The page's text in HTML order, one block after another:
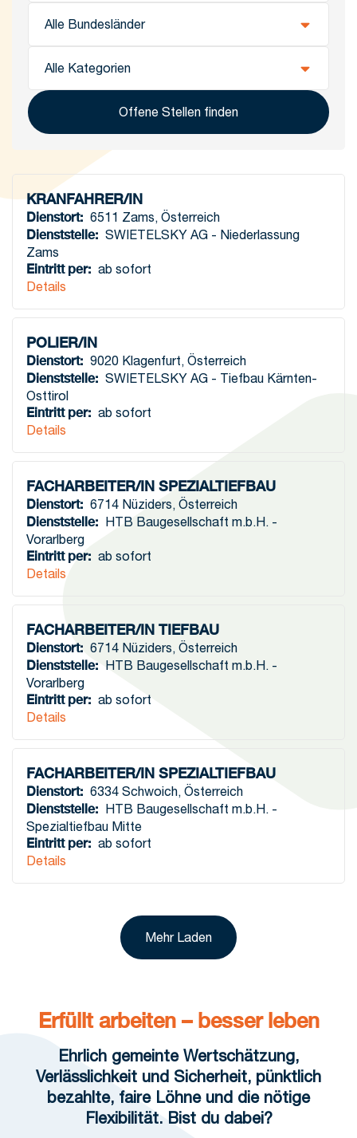
Offene Stellen finden
KRANFAHRER/IN
Dienstort: 6511 Zams, Österreich
Dienststelle: SWIETELSKY AG - Niederlassung
Zams
Eintritt per: ab sofort
Details
POLIER/IN
Dienstort: 9020 Klagenfurt, Österreich
Dienststelle: SWIETELSKY AG - Tiefbau Kärnten-
Osttirol
Eintritt per: ab sofort
Details
FACHARBEITER/IN SPEZIALTIEFBAU
Dienstort: 6714 Nüziders, Österreich
Dienststelle: HTB Baugesellschaft m.b.H. -
Vorarlberg
Eintritt per: ab sofort
Details
FACHARBEITER/IN TIEFBAU
Dienstort: 6714 Nüziders, Österreich
Dienststelle: HTB Baugesellschaft m.b.H. -
Vorarlberg
Eintritt per: ab sofort
Details
FACHARBEITER/IN SPEZIALTIEFBAU
Dienstort: 6334 Schwoich, Österreich
Dienststelle: HTB Baugesellschaft m.b.H. -
Spezialtiefbau Mitte
Eintritt per: ab sofort
Details
Mehr Laden
Erfüllt arbeiten – besser leben
Ehrlich gemeinte Wertschätzung,
Verlässlichkeit und Sicherheit, pünktlich
bezahlte, faire Löhne und die nötige
Flexibilität. Bist du dabei?